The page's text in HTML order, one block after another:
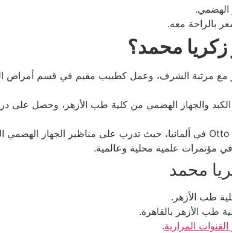
الهضمي.
بالراحة معه.
محمد؟
مع مرتبة الشرف، وعمل كطبيب مقيم في قسم أمراض
والجهاز الهضمي من كلية طب الأزهر، وحصل على
في مؤتمرات علمية محلية وعالمية.
محمد
طب الأزهر.
طب الأزهر بالقاهرة.
المرارية.